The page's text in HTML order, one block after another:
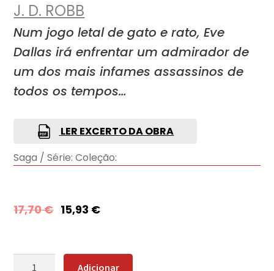
J. D. ROBB
Num jogo letal de gato e rato, Eve
Dallas irá enfrentar um admirador de
um dos mais infames assassinos de
todos os tempos…
LER EXCERTO DA OBRA
Saga / Série: Coleção:
17,70€ 15,93 €
Quantidade
Adicionar